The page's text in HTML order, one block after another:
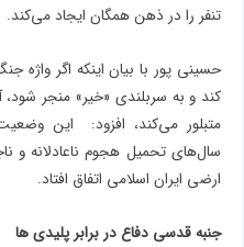
تنفر را در ذهن همگان ایجاد می‌کند.
حسینی پور با بیان اینکه اگر واژه
کند و به سربلندی «خیر» منجر
متبلور می‌کند، افزود: این
سال‌های تحمیل هجوم ناعادلانه و
ارضی ایران اسلامی اتفاق افتاد.
جنبه قدسی دفاع در برابر پلیدی ها